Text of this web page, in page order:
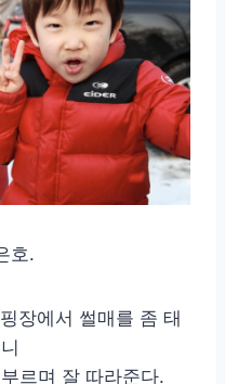
호.
장에서 썰매를 좀 태
르며 잘 따라준다.